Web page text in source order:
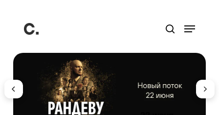
основному
содержанию
поиск
Меню